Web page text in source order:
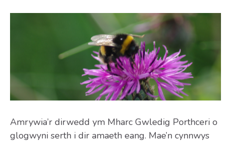
Amrywia’r dirwedd ym Mharc Gwledig Porthceri o
glogwyni serth i dir amaeth eang. Mae’n cynnwys